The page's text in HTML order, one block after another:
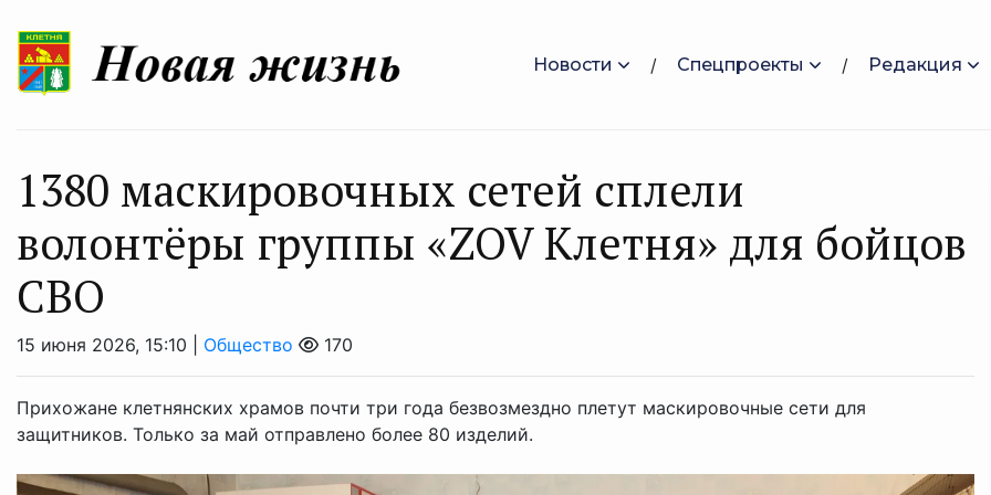
Новости Спецпроекты Редакция
1380 маскировочных сетей сплели
волонтёры группы «ZOV Клетня» для бойцов
СВО
15 июня 2026, 15:10 | Общество 170
Прихожане клетнянских храмов почти три года безвозмездно плетут маскировочные сети для
защитников. Только за май отправлено более 80 изделий.